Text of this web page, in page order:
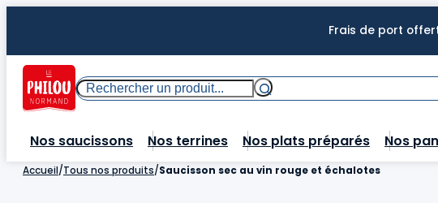
contenu
Frais de port
Rechercher
Nos saucissons Nos terrines Nos plats préparés Nos
Accueil/Tous nos produits/Saucisson sec au vin rouge et échalotes